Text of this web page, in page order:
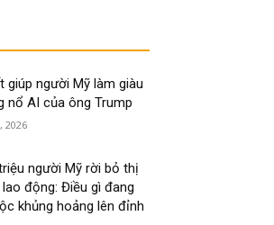
giúp người Mỹ làm giàu
nổ AI của ông Trump
2026
người Mỹ rời bỏ thị
động: Điều gì đang
khủng hoảng lên đỉnh